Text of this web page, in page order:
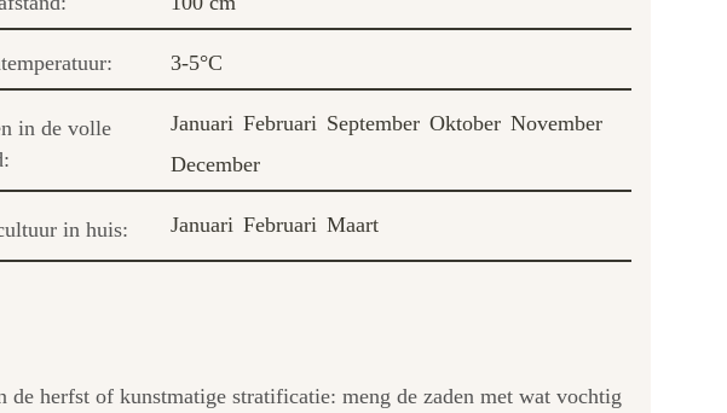
3-5°C
in de volle
Januari Februari September Oktober November
December
in huis: Januari Februari Maart
herfst of kunstmatige stratificatie: meng de zaden met wat vochtig